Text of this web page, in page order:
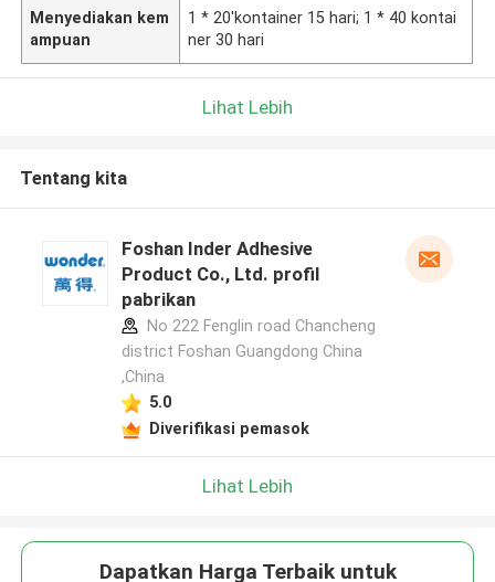
Menyediakan kem
ampuan
1 * 20'kontainer 15 hari; 1 * 40 kontai
ner 30 hari
Lihat Lebih
Tentang kita
Foshan Inder Adhesive
Product Co., Ltd. profil
pabrikan
No 222 Fenglin road Chancheng
district Foshan Guangdong China
,China
5.0
Diverifikasi pemasok
Lihat Lebih
Dapatkan Harga Terbaik untuk